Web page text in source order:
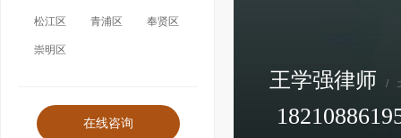
松江区 青浦区 奉贤区
崇明区
附带民事、取保候审、经济犯罪
王学强律师 /